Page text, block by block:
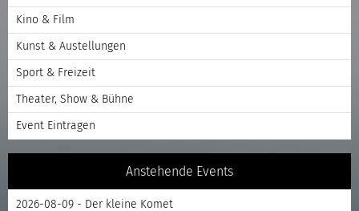
Kino & Film
Kunst & Austellungen
Sport & Freizeit
Theater, Show & Bühne
Event Eintragen
Anstehende Events
2026-08-09 - Der kleine Komet